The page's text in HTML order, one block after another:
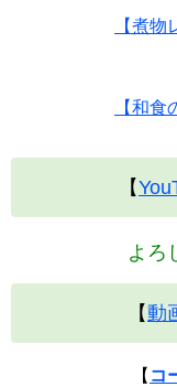
【煮物
【和食
【
よろ
【動
【 コ